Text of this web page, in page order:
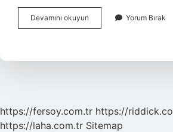
Devamını okuyun
Nedir
Yorum Bırak
https://fersoy.com.tr https://
https://laha.com.tr Sitemap